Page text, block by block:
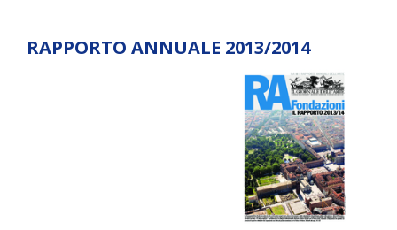
RAPPORTO ANNUALE 2013/2014